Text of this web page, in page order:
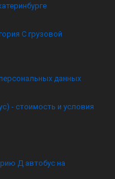
C грузовой
данных
- стоимость и условия
Д автобус на